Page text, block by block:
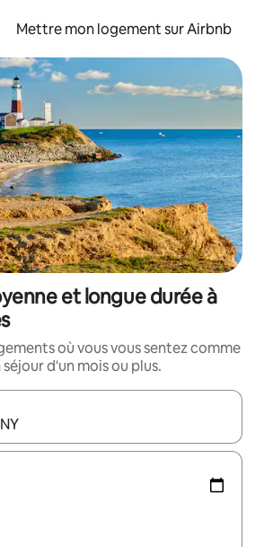
Mettre mon logement sur Airbnb
et longue durée à
où vous vous sentez comme
d'un mois ou plus.
s'affichent, utilisez les flèches vers le